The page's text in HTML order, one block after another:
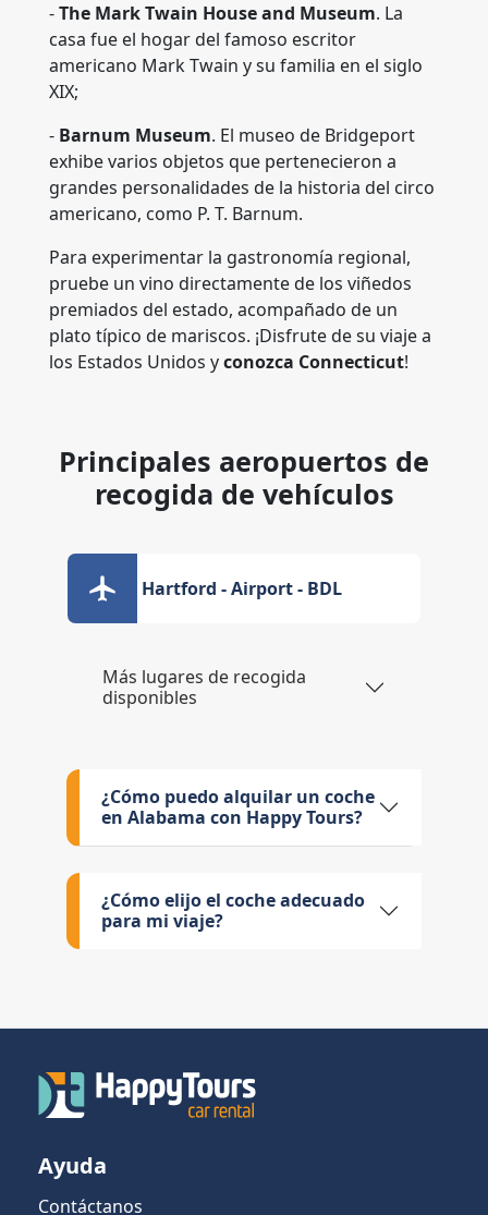
-The Mark Twain House and Museum. La
casa fue el hogar del famoso escritor
americano Mark Twain y su familia en el siglo
XIX;
- Barnum Museum. El museo de Bridgeport
exhibe varios objetos que pertenecieron a
grandes personalidades de la historia del circo
americano, como P. T. Barnum.
Para experimentar la gastronomía regional,
pruebe un vino directamente de los viñedos
premiados del estado, acompañado de un
plato típico de mariscos. ¡Disfrute de su viaje a
los Estados Unidos yconozca Connecticut!
Principales aeropuertos de
recogida de vehículos
Hartford - Airport - BDL
Más lugares de recogida
disponibles
¿Cómo puedo alquilar un coche
en Alabama con Happy Tours?
¿Cómo elijo el coche adecuado
para mi viaje?
Ayuda
Contáctanos